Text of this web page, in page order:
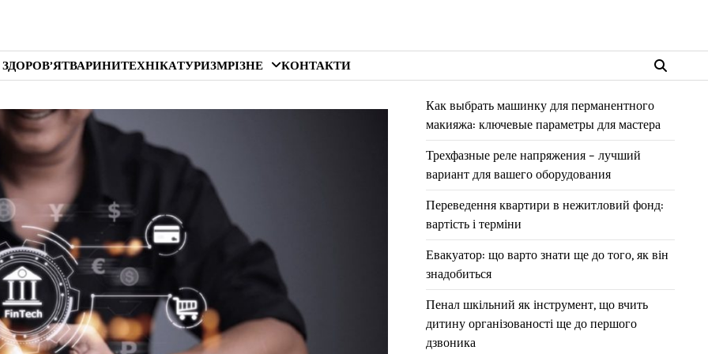
ТВАРИНИТЕХНІКАТУРИЗМРІЗНЕ КОНТАКТИ
Как выбрать машинку для перманентного
макияжа: ключевые параметры для мастера
Трехфазные реле напряжения – лучший
вариант для вашего оборудования
Переведення квартири в нежитловий фонд:
вартість і терміни
Евакуатор: що варто знати ще до того, як він
знадобиться
Пенал шкільний як інструмент, що вчить
дитину організованості ще до першого
дзвоника